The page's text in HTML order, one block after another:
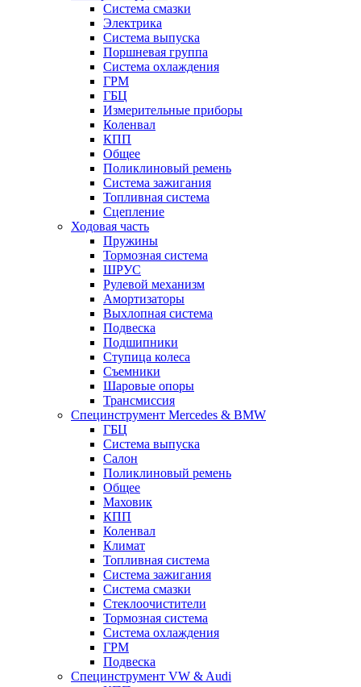
Система смазки
Электрика
Система выпуска
Поршневая группа
Система охлаждения
ГРМ
ГБЦ
Измерительные приборы
Коленвал
КПП
Общее
Поликлиновый ремень
Система зажигания
Топливная система
Сцепление
Ходовая часть
Пружины
Тормозная система
ШРУС
Рулевой механизм
Амортизаторы
Выхлопная система
Подвеска
Подшипники
Ступица колеса
Съемники
Шаровые опоры
Трансмиссия
Специнструмент Mercedes & BMW
ГБЦ
Система выпуска
Салон
Поликлиновый ремень
Общее
Маховик
КПП
Коленвал
Климат
Топливная система
Система зажигания
Система смазки
Стеклоочистители
Тормозная система
Система охлаждения
ГРМ
Подвеска
Специнструмент VW & Audi